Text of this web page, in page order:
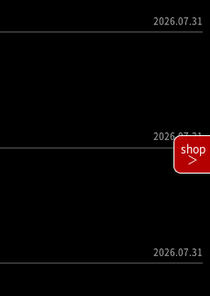
2026.07.31
2026.07.31
2026.07.31
shop
＞